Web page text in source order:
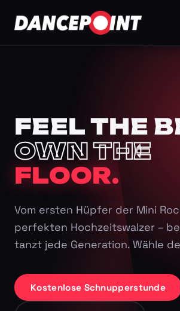
FEEL THE
OWN THE
FLOOR.
Vom ersten Hüpfer der Mini
perfekten Hochzeitswalzer – bei
tanzt jede Generation. Wähle
Kostenlose Schnupperstunde